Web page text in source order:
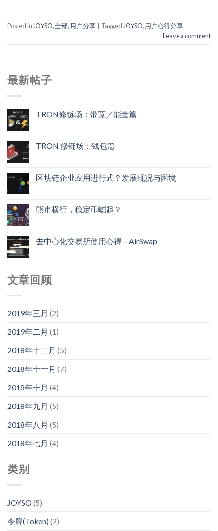
Posted in JOYSO,全部, 用户分享 Tagged JOYSO, 用户心得分享
Leave a comment
最新帖子
TRON修链场：带宽／能量篇
TRON 修链场：钱包篇
区块链企业应用进行式？发展现况与困境
熊市横行，稳定币崛起？
去中心化交易所使用心得 — AirSwap
文章回顾
2019年三月 (2)
2019年二月 (1)
2018年十二月 (5)
2018年十一月 (7)
2018年十月 (4)
2018年九月 (5)
2018年八月 (5)
2018年七月 (4)
类别
JOYSO(5)
令牌(Token) (2)